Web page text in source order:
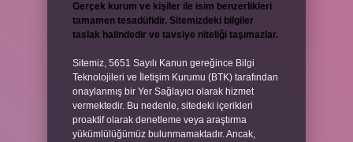
Gerçek kurum ve kişiler ile isim benzerlikleri
tamamen tesadüfidir. Sitemizdeki bilgiler
taslak halindedir ve tavsiye niteliği taşımazlar.
Sitemiz, 5651 Sayılı Kanun gereğince Bilgi
Teknolojileri ve İletişim Kurumu (BTK) tarafından
onaylanmış bir Yer Sağlayıcı olarak hizmet
vermektedir. Bu nedenle, sitedeki içerikleri
proaktif olarak denetleme veya araştırma
yükümlülüğümüz bulunmamaktadır. Ancak,